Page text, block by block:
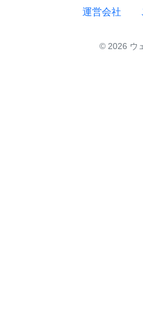
運営会社
© 2026 ウ